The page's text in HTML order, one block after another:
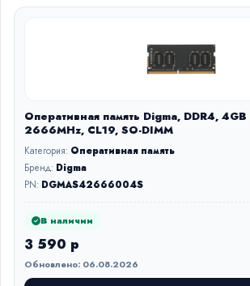
Оперативная память Digma, DDR4,
2666MHz, CL19, SO-DIMM
Категория: Оперативная память
Бренд: Digma
PN: DGMAS42666004S
В наличии
3 590 р
Обновлено: 06.08.2026